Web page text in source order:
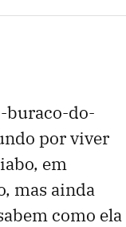
buraco-do-
por viver
em
mas ainda
como ela